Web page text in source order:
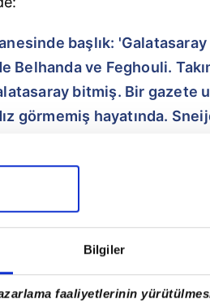
Bilgiler
faaliyetlerinin
başlık: 'Galatasaray
Belhanda ve Feghouli.
bitmiş. Bir gazete
görmemiş hayatında.
yetiştirdiği
eyvallah çünkü adam
oynamıyordu ama
ne zaman yıldız oldu?